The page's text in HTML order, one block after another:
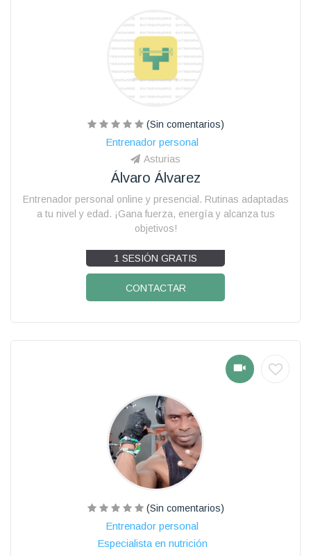
(Sin comentarios)
Entrenador personal
Asturias
Álvaro Álvarez
Entrenador personal online y presencial. Rutinas adaptadas
a tu nivel y edad. ¡Gana fuerza, energía y alcanza tus
objetivos!
1 SESIÓN GRATIS
CONTACTAR
(Sin comentarios)
Entrenador personal
Especialista en nutrición